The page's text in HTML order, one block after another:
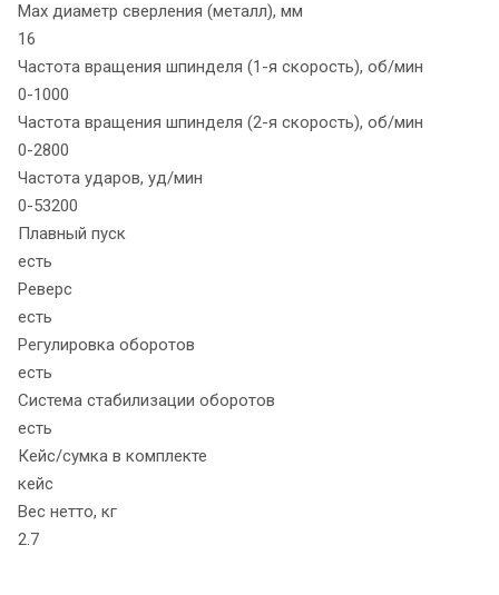
Max диаметр сверления (металл), мм
16
Частота вращения шпинделя (1-я скорость), об/мин
0-1000
Частота вращения шпинделя (2-я скорость), об/мин
0-2800
Частота ударов, уд/мин
0-53200
Плавный пуск
есть
Реверс
есть
Регулировка оборотов
есть
Система стабилизации оборотов
есть
Кейс/сумка в комплекте
кейс
Вес нетто, кг
2.7